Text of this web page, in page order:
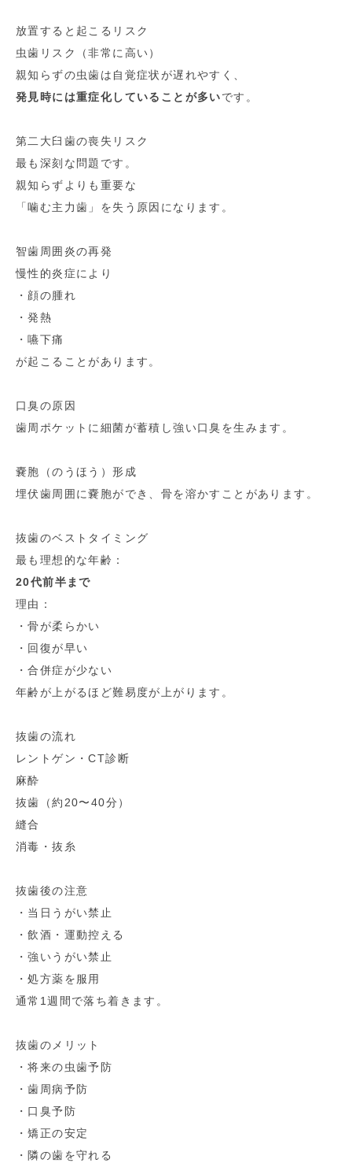
放置すると起こるリスク
虫歯リスク（非常に高い）
親知らずの虫歯は自覚症状が遅れやすく、
発見時には重症化していることが多いです。
第二大臼歯の喪失リスク
最も深刻な問題です。
親知らずよりも重要な
「噛む主力歯」を失う原因になります。
智歯周囲炎の再発
慢性的炎症により
・顔の腫れ
・発熱
・嚥下痛
が起こることがあります。
口臭の原因
歯周ポケットに細菌が蓄積し強い口臭を生みます。
嚢胞（のうほう）形成
埋伏歯周囲に嚢胞ができ、骨を溶かすことがあります。
抜歯のベストタイミング
最も理想的な年齢：
20代前半まで
理由：
・骨が柔らかい
・回復が早い
・合併症が少ない
年齢が上がるほど難易度が上がります。
抜歯の流れ
レントゲン・CT診断
麻酔
抜歯（約20〜40分）
縫合
消毒・抜糸
抜歯後の注意
・当日うがい禁止
・飲酒・運動控える
・強いうがい禁止
・処方薬を服用
通常1週間で落ち着きます。
抜歯のメリット
・将来の虫歯予防
・歯周病予防
・口臭予防
・矯正の安定
・隣の歯を守れる